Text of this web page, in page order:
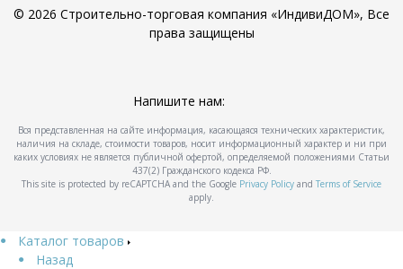
© 2026 Строительно-торговая компания «ИндивиДОМ», Все
права защищены
Напишите нам:
Вся представленная на сайте информация, касающаяся технических характеристик,
наличия на складе, стоимости товаров, носит информационный характер и ни при
каких условиях не является публичной офертой, определяемой положениями Статьи
437(2) Гражданского кодекса РФ.
This site is protected by reCAPTCHA and the Google Privacy Policy and Terms of Service
apply.
Каталог товаров
Назад